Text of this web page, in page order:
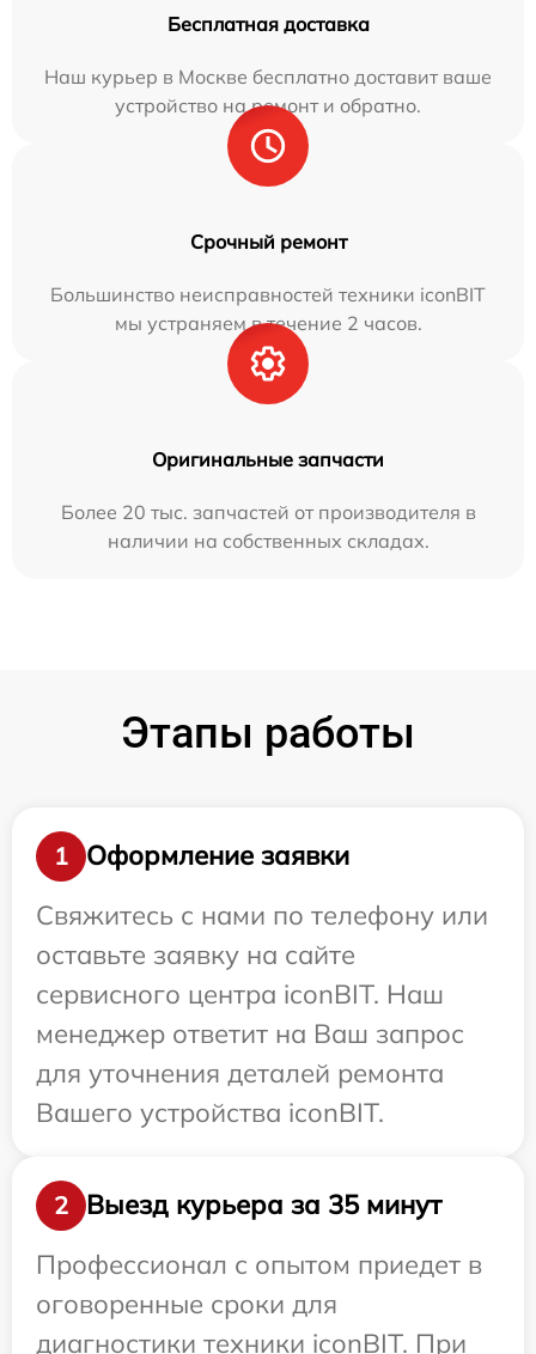
Бесплатная доставка
Наш курьер в Москве бесплатно доставит ваше
устройство на ремонт и обратно.
Срочный ремонт
Большинство неисправностей техники iconBIT
мы устраняем в течение 2 часов.
Оригинальные запчасти
Более 20 тыс. запчастей от производителя в
наличии на собственных складах.
Этапы работы
1
Оформление заявки
Свяжитесь с нами по телефону или
оставьте заявку на сайте
сервисного центра iconBIT. Наш
менеджер ответит на Ваш запрос
для уточнения деталей ремонта
Вашего устройства iconBIT.
2
Выезд курьера за 35 минут
Профессионал с опытом приедет в
оговоренные сроки для
диагностики техники iconBIT. При